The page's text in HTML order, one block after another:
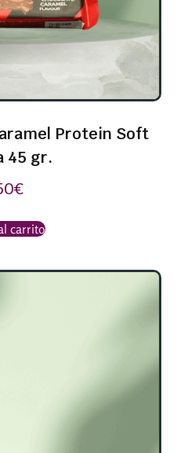
Protein Soft
45 gr.
€
carrito